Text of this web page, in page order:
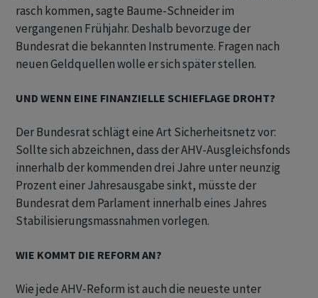
rasch kommen, sagte Baume-Schneider im
vergangenen Frühjahr. Deshalb bevorzuge der
Bundesrat die bekannten Instrumente. Fragen nach
neuen Geldquellen wolle er sich später stellen.
UND WENN EINE FINANZIELLE SCHIEFLAGE DROHT?
Der Bundesrat schlägt eine Art Sicherheitsnetz vor:
Sollte sich abzeichnen, dass der AHV-Ausgleichsfonds
innerhalb der kommenden drei Jahre unter neunzig
Prozent einer Jahresausgabe sinkt, müsste der
Bundesrat dem Parlament innerhalb eines Jahres
Stabilisierungsmassnahmen vorlegen.
WIE KOMMT DIE REFORM AN?
Wie jede AHV-Reform ist auch die neueste unter